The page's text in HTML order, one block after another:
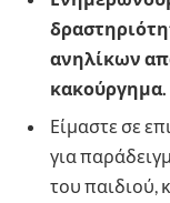
ανηλίκων
κακούργημα.
Είμαστε σε
για
του παιδιού,